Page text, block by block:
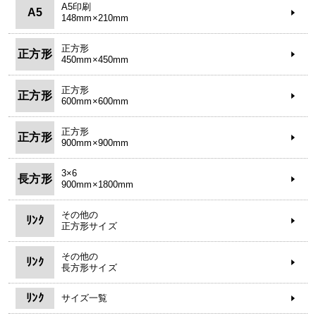
A5
A5印刷
148mm×210mm
正方形
正方形
450mm×450mm
正方形
正方形
600mm×600mm
正方形
正方形
900mm×900mm
長方形
3×6
900mm×1800mm
ﾘﾝｸ
その他の
正方形サイズ
ﾘﾝｸ
その他の
長方形サイズ
ﾘﾝｸ サイズ一覧